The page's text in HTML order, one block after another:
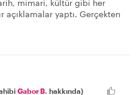
mimari, kültür gibi her
açıklamalar yaptı. Gerçekten
Gabor B. hakkında)